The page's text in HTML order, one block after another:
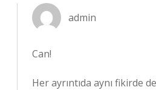
admin
Can!
Her ayrıntıda aynı fikirde